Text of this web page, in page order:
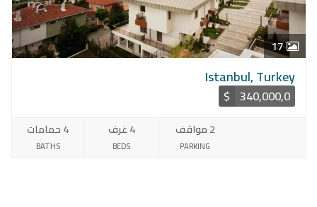
17
Istanbul, Turkey
340,000,0
$
4 حمامات
BATHS
4 غرف
BEDS
2 مواقف
PARKING